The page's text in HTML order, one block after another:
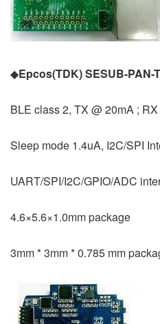
◆Epcos(TDK) SESUB-PAN-
BLE class 2, TX @ 20mA ;
Sleep mode 1.4uA, I2C/SPI
UART/SPI/I2C/GPIO/ADC
4.6×5.6×1.0mm package
3mm * 3mm * 0.785 mm